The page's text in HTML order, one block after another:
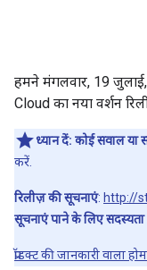
हमने मंगलवार, 19
Cloud का नया वर्शन
ध्यान दें: कोई सवाल या
करें.
रिलीज़ की सूचनाएं: http://
सूचनाएं पाने के लिए
प्रॉडक्ट की जानकारी वाला